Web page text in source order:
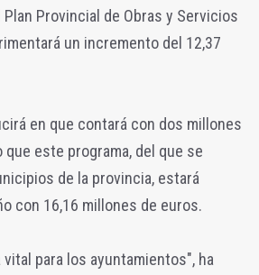
Provincial de Obras y Servicios
un incremento del 12,37
en que contará con dos millones
que este programa, del que se
de la provincia, estará
con 16,16 millones de euros.
para los ayuntamientos", ha